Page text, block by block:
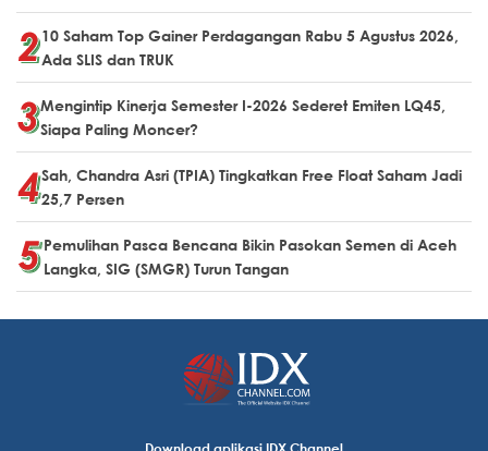
10 Saham Top Gainer Perdagangan Rabu 5 Agustus 2026,
Ada SLIS dan TRUK
Mengintip Kinerja Semester I-2026 Sederet Emiten LQ45,
Siapa Paling Moncer?
Sah, Chandra Asri (TPIA) Tingkatkan Free Float Saham Jadi
25,7 Persen
Pemulihan Pasca Bencana Bikin Pasokan Semen di Aceh
Langka, SIG (SMGR) Turun Tangan